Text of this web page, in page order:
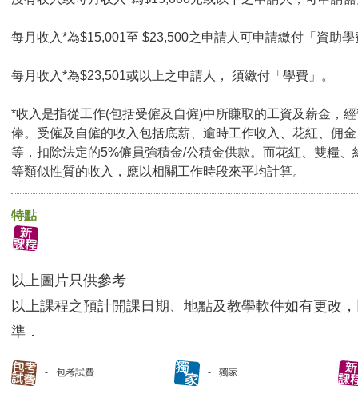
每月收入*為$15,001至 $23,500之申請人可申請繳付「資助學
每月收入*為$23,501或以上之申請人， 須繳付「學費」。
*收入是指從工作(包括受僱及自僱)中所賺取的工資及薪金，
俸。受僱及自僱的收入包括底薪、逾時工作收入、花紅、佣
等，扣除法定的5%僱員強積金/公積金供款。而花紅、雙糧、
等類似性質的收入，應以相關工作時段來平均計算。
特點
以上圖片只供參考
以上課程之預計開課日期、地點及教學軟件如有更改
準．
包考試費 獨家